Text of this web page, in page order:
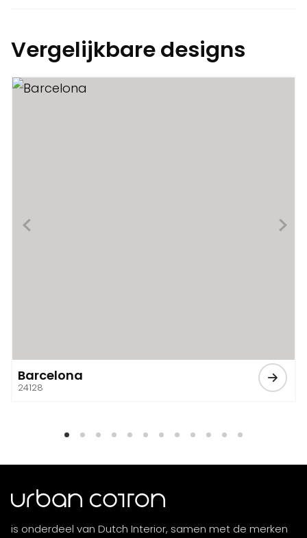
Vergelijkbare designs
Barcelona
24128
is onderdeel van Dutch Interior, samen met de merken